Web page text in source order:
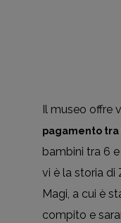
Il museo offre
pagamento
bambini tra 6
vi è la storia di
Magi, a cui è
compito e